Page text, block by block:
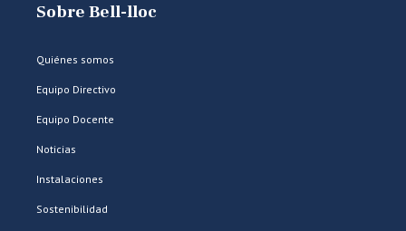
Sobre Bell-lloc
Quiénes somos
Equipo Directivo
Equipo Docente
Noticias
Instalaciones
Sostenibilidad